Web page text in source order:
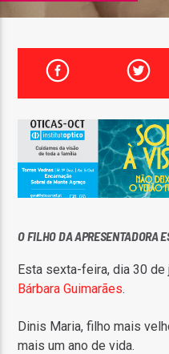
TÍTULO
ARTISTA
ON FM
O FILHO DA APRESENTADORA
Esta sexta-feira, dia 30
Bárbara Guimarães.
Dinis Maria, filho mais
mais um ano de vida.